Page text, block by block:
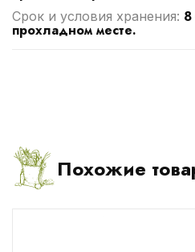
Срок и условия хранения:
прохладном месте.
Похожие